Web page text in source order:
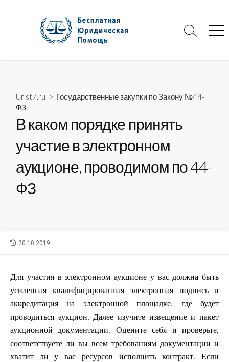
Search
Urist7.ru > Государственные закупки по Закону №44-
ФЗ
В каком порядке принять
участие в электронном
аукционе, проводимом по 44-
ФЗ
LAST
20.10.2019
Для участия в электронном аукционе у вас должна быть
усиленная квалифицированная электронная подпись и
аккредитация на электронной площадке, где будет
проводиться аукцион. Далее изучите извещение и пакет
аукционной документации. Оцените себя и проверьте,
соответствуете ли вы всем требованиям документации и
хватит ли у вас ресурсов исполнить контракт. Если